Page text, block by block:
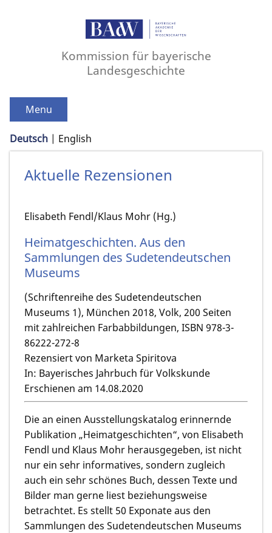
Kommission für bayerische
Landesgeschichte
Menu
Deutsch English
Aktuelle Rezensionen
Elisabeth Fendl/Klaus Mohr (Hg.)
Heimatgeschichten. Aus den
Sammlungen des Sudetendeutschen
Museums
(Schriftenreihe des Sudetendeutschen
Museums 1), München 2018, Volk, 200 Seiten
mit zahlreichen Farbabbildungen, ISBN 978-3-
86222-272-8
Rezensiert von Marketa Spiritova
In: Bayerisches Jahrbuch für Volkskunde
Erschienen am 14.08.2020
Die an einen Ausstellungskatalog erinnernde
Publikation „Heimatgeschichten“, von Elisabeth
Fendl und Klaus Mohr herausgegeben, ist nicht
nur ein sehr informatives, sondern zugleich
auch ein sehr schönes Buch, dessen Texte und
Bilder man gerne liest beziehungsweise
betrachtet. Es stellt 50 Exponate aus den
Sammlungen des Sudetendeutschen Museums